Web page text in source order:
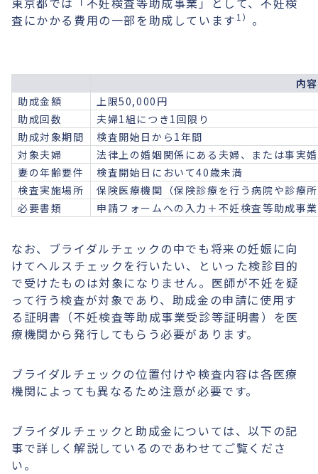
査にかかる費用の一部を助成しています 1） 。
内容
助成金額
上限50,000円
助成回数
夫婦1組につき1回限り
助成対象期間
検査開始日から1年間
対象夫婦
法律上の婚姻関係にある夫婦、または事実
妻の年齢要件
検査開始日において40歳未満
検査実施場所
保険医療機関（保険診療を行う病院や診療
必要書類
申請フォームへの入力＋不妊検査等助成事
なお、ブライダルチェックの中でも将来の妊娠に向
けてヘルスチェックを行いたい、といった検診目的
で受けたものは対象になりません。医師が不妊を疑
って行う検査が対象であり、助成金の申請に使用す
る証明書（不妊検査等助成事業受診等証明書）を医
療機関から発行してもらう必要があります。
ブライダルチェックの位置付けや検査内容は各医療
機関によっても異なるため注意が必要です。
ブライダルチェックと助成金については、以下の記
事で詳しく解説しているのであわせてご覧くださ
い。